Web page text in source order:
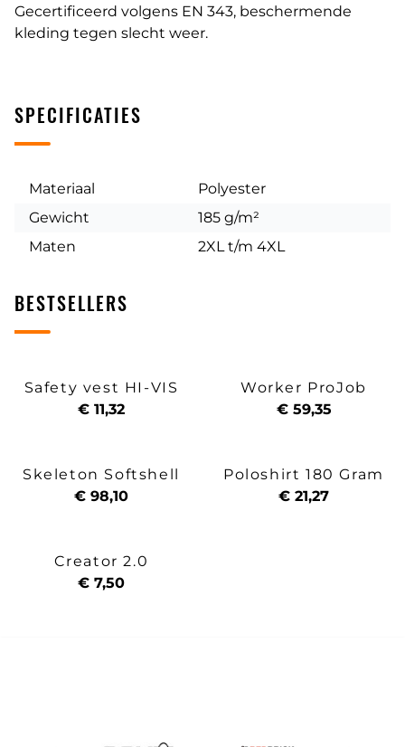
Gecertificeerd volgens EN 343, beschermende
kleding tegen slecht weer.
SPECIFICATIES
Materiaal
Polyester
Gewicht
185 g/m²
Maten
2XL t/m 4XL
BESTSELLERS
Safety vest HI-VIS
€ 11,32
Worker ProJob
€ 59,35
Skeleton Softshell
€ 98,10
Poloshirt 180 Gram
€ 21,27
Creator 2.0
€ 7,50